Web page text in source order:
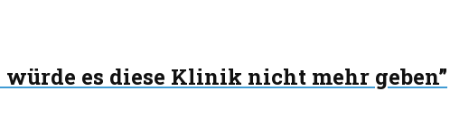
würde es diese Klinik nicht mehr geben”